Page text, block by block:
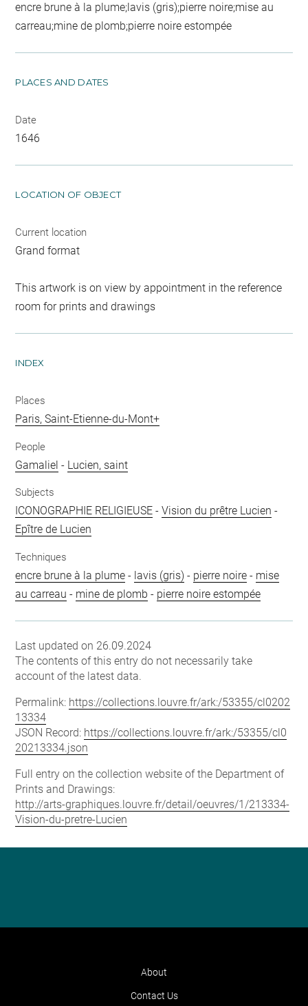
encre brune à la plume;lavis (gris);pierre noire;mise au
carreau;mine de plomb;pierre noire estompée
PLACES AND DATES
Date
1646
LOCATION OF OBJECT
Current location
Grand format
This artwork is on view by appointment in the reference
room for prints and drawings
INDEX
Places
Paris, Saint-Etienne-du-Mont+
People
Gamaliel - Lucien, saint
Subjects
ICONOGRAPHIE RELIGIEUSE -Vision du prêtre Lucien -
Epître de Lucien
Techniques
encre brune à la plume - lavis (gris) - pierre noire - mise
au carreau - mine de plomb - pierre noire estompée
Last updated on 26.09.2024
The contents of this entry do not necessarily take
account of the latest data.
Permalink: https://collections.louvre.fr/ark:/53355/cl0202
13334
JSON Record: https://collections.louvre.fr/ark:/53355/cl0
20213334.json
Full entry on the collection website of the Department of
Prints and Drawings:
http://arts-graphiques.louvre.fr/detail/oeuvres/1/213334-
Vision-du-pretre-Lucien
About
Contact Us